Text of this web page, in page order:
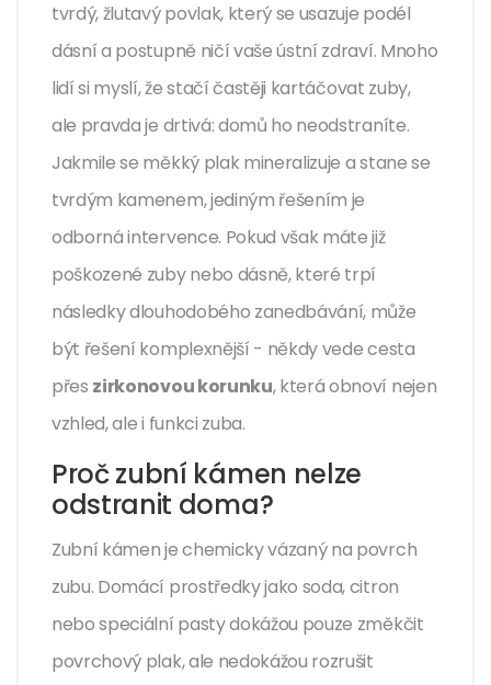
tvrdý, žlutavý povlak, který se usazuje podél
dásní a postupně ničí vaše ústní zdraví. Mnoho
lidí si myslí, že stačí častěji kartáčovat zuby,
ale pravda je drtivá: domů ho neodstraníte.
Jakmile se měkký plak mineralizuje a stane se
tvrdým kamenem, jediným řešením je
odborná intervence. Pokud však máte již
poškozené zuby nebo dásně, které trpí
následky dlouhodobého zanedbávání, může
být řešení komplexnější - někdy vede cesta
přes zirkonovou korunku, která obnoví nejen
vzhled, ale i funkci zuba.
Proč zubní kámen nelze
odstranit doma?
Zubní kámen je chemicky vázaný na povrch
zubu. Domácí prostředky jako soda, citron
nebo speciální pasty dokážou pouze změkčit
povrchový plak, ale nedokážou rozrušit